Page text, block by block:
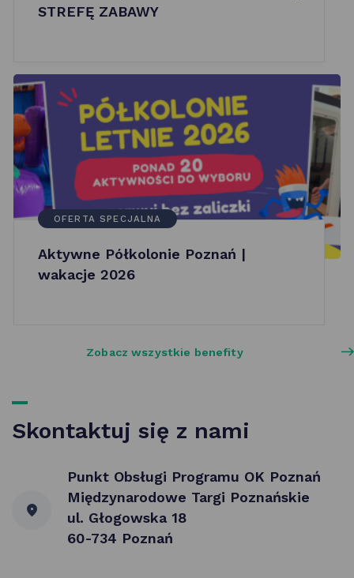
STREFĘ ZABAWY
OFERTA SPECJALNA
Aktywne Półkolonie Poznań |
wakacje 2026
Zobacz wszystkie benefity
Skontaktuj się z nami
Punkt Obsługi Programu OK Poznań
Międzynarodowe Targi Poznańskie
ul. Głogowska 18
60-734 Poznań